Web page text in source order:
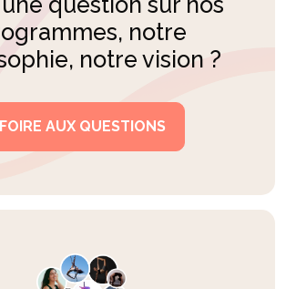
notre
notre vision ?
FOIRE AUX QUESTIONS